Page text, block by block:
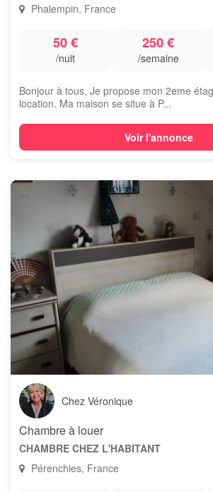
Phalempin, France
50 €
/nuit
250 €
/semaine
Bonjour à tous, Je propose mon 2eme
location. Ma maison se situe à P...
Voir l'annonce
Chez Véronique
Chambre à louer
CHAMBRE CHEZ L'HABITANT
Pérenchies, France